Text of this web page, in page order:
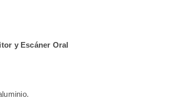
y Escáner Oral